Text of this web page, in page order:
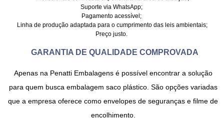
Suporte via WhatsApp;
Pagamento acessível;
Linha de produção adaptada para o cumprimento das leis ambientais;
Preço justo.
GARANTIA DE QUALIDADE COMPROVADA
Apenas na Penatti Embalagens é possível encontrar a solução
para quem busca embalagem saco plástico. São opções variadas
que a empresa oferece como envelopes de seguranças e filme de
encolhimento.